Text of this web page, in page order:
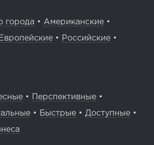
города • Американские •
Европейские • Российские •
• Перспективные •
• Быстрые • Доступные •